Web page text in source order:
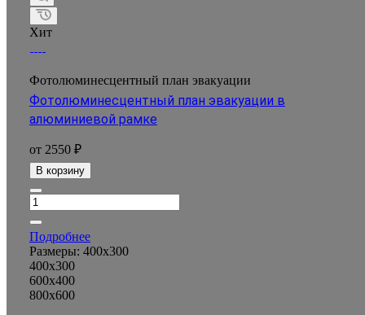
Хит
Фотолюминесцентный план эвакуации
Фотолюминесцентный план эвакуации в
алюминиевой рамке
от 2550 ₽
В корзину
Подробнее
Размеры: 400x300
400x300
600x400
800x600